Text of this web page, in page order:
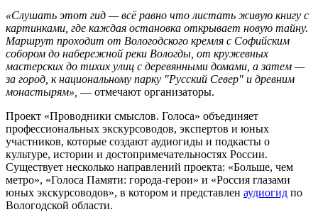
«Слушать этот гид — всё равно что листать живую книгу с
картинками, где каждая остановка открывает новую тайну.
Маршрут проходит от Вологодского кремля с Софийским
собором до набережной реки Вологды, от кружевных
мастерских до тихих улиц с деревянными домами, а затем —
за город, к национальному парку "Русский Север" и древним
монастырям», — отмечают организаторы.
Проект «Проводники смыслов. Голоса» объединяет
профессиональных экскурсоводов, экспертов и юных
участников, которые создают аудиогиды и подкасты о
культуре, истории и достопримечательностях России.
Существует несколько направлений проекта: «Больше, чем
метро», «Голоса Памяти: города-герои» и «Россия глазами
юных экскурсоводов», в котором и представлен аудиогид по
Вологодской области.